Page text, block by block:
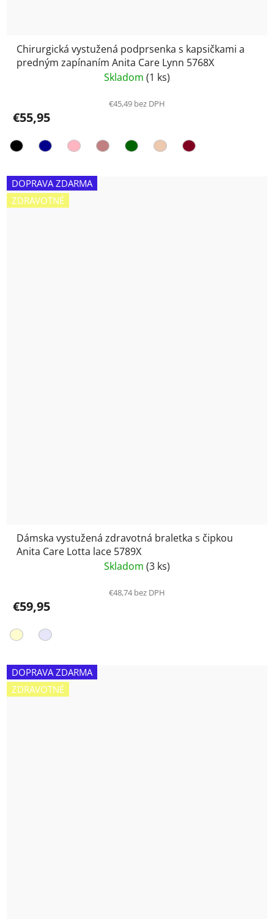
Chirurgická vystužená podprsenka s kapsičkami a
predným zapínaním Anita Care Lynn 5768X
Skladom (1 ks)
€45,49 bez DPH
€55,95
DOPRAVA ZDARMA
ZDRAVOTNÉ
Dámska vystužená zdravotná braletka s čipkou
Anita Care Lotta lace 5789X
Skladom (3 ks)
€48,74 bez DPH
€59,95
DOPRAVA ZDARMA
ZDRAVOTNÉ